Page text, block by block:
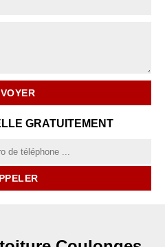
GRATUITEMENT